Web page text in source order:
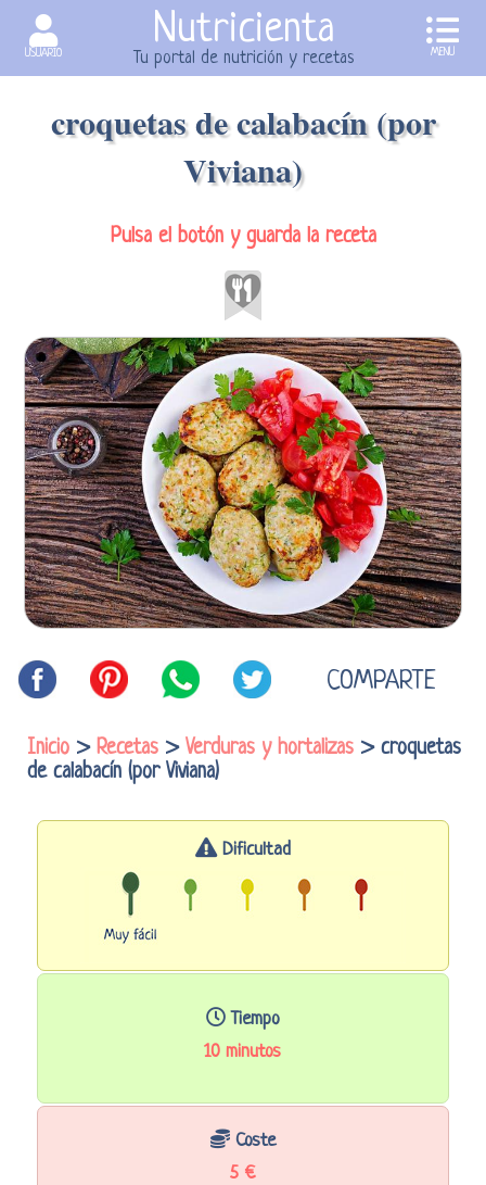
USUARIO
Nutricienta
Tu portal de nutrición y recetas MENU
croquetas de calabacín (por
Viviana)
Pulsa el botón y guarda la receta
COMPARTE
Inicio > Recetas > Verduras y hortalizas > croquetas
de calabacín (por Viviana)
Dificultad
Tiempo
10 minutos
Coste
5 €